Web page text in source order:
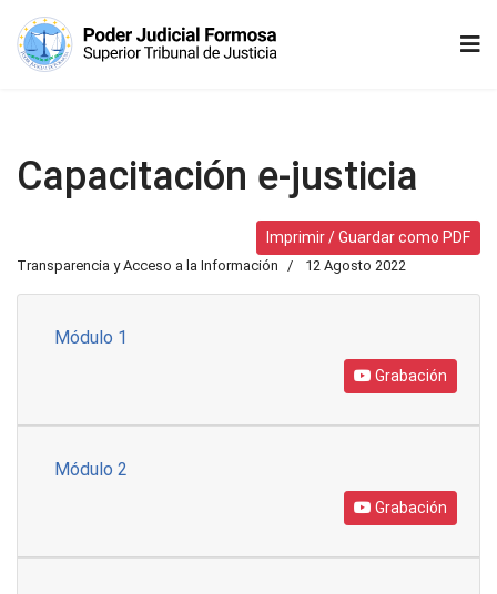
Capacitación e-justicia
Imprimir / Guardar como PDF
Transparencia y Acceso a la Información 12 Agosto 2022
Módulo 1
Grabación
Módulo 2
Grabación